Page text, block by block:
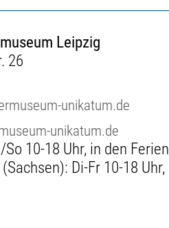
Leipzig
26
unikatum.de
unikatum.de
So 10-18 Uhr, in den Ferien
Di-Fr 10-18 Uhr,